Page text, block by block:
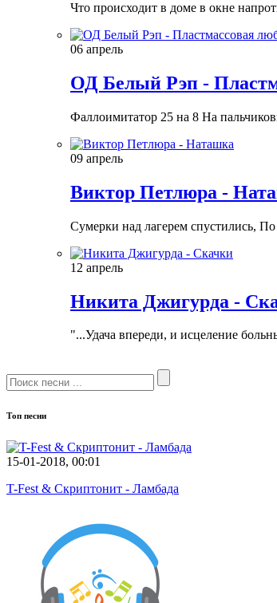
Что происходит в доме в окне
06 апрель
ОД Белый Рэп -
Фаллоимитатор 25 на 8 На
09 апрель
Виктор Петлюра -
Сумерки над лагерем спустились,
12 апрель
Никита Джигурда -
"...Удача впереди, и исцеление
Топ песни
15-01-2018, 00:01
T-Fest & Скриптонит - Ламбада